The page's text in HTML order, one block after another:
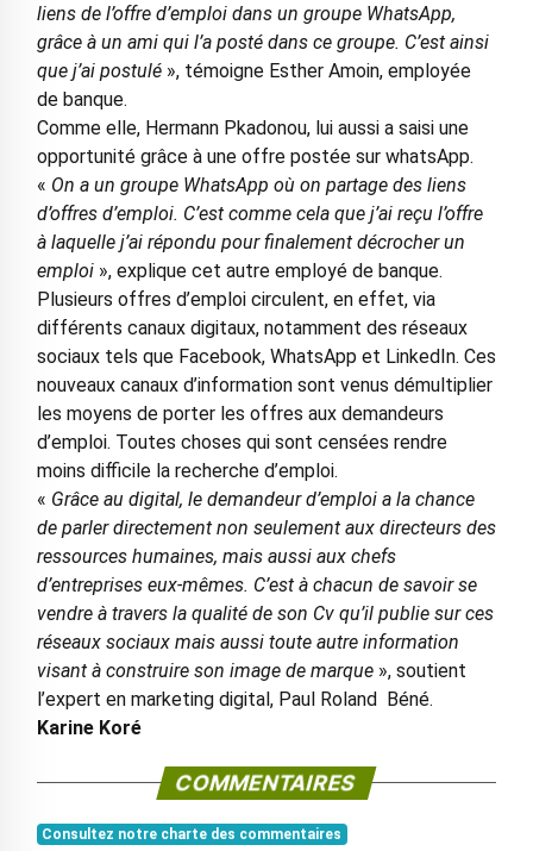
liens de l’offre d’emploi dans un groupe WhatsApp,
grâce à un ami qui l’a posté dans ce groupe. C’est ainsi
que j’ai postulé», témoigne Esther Amoin, employée
de banque.
Comme elle, Hermann Pkadonou, lui aussi a saisi une
opportunité grâce à une offre postée sur whatsApp.
« On a un groupe WhatsApp où on partage des liens
d’offres d’emploi. C’est comme cela que j’ai reçu l’offre
à laquelle j’ai répondu pour finalement décrocher un
emploi», explique cet autre employé de banque.
Plusieurs offres d’emploi circulent, en effet, via
différents canaux digitaux, notamment des réseaux
sociaux tels que Facebook, WhatsApp et LinkedIn. Ces
nouveaux canaux d’information sont venus démultiplier
les moyens de porter les offres aux demandeurs
d’emploi. Toutes choses qui sont censées rendre
moins difficile la recherche d’emploi.
« Grâce au digital, le demandeur d’emploi a la chance
de parler directement non seulement aux directeurs des
ressources humaines, mais aussi aux chefs
d’entreprises eux-mêmes. C’est à chacun de savoir se
vendre à travers la qualité de son Cv qu’il publie sur ces
réseaux sociaux mais aussi toute autre information
visant à construire son image de marque », soutient
l’expert en marketing digital, Paul Roland Béné.
Karine Koré
COMMENTAIRES
Consultez notre charte des commentaires